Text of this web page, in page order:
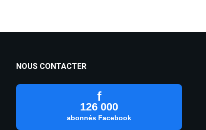
NOUS CONTACTER
f
126 000
abonnés Facebook